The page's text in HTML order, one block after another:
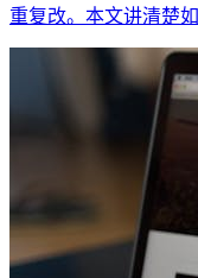
重复改。本文讲清楚
并把样式和内容收口